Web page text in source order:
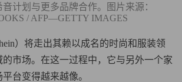
计划与更多品牌合作。图片来源：
/ AFP—GETTY IMAGES
）将走出其赖以成名的时尚和服装领
市场。在这一过程中，它与另外一个家
台变得越来越像。